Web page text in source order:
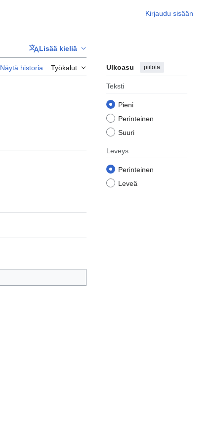
Kirjaudu sisään
Lisää kieliä
Näytä historia Työkalut Ulkoasu piilota
Teksti
Pieni
Perinteinen
Suuri
Leveys
Perinteinen
Leveä